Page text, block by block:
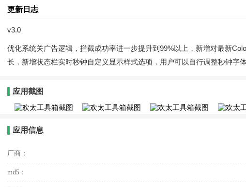
更新日志
v3.0
优化系统关广告逻辑，拦截成功率进一步提升到99%以上，新增对最新
长，新增状态栏实时秒钟自定义显示样式选项，用户可以自行调整秒钟字体
应用截图
应用信息
厂商：
md5：